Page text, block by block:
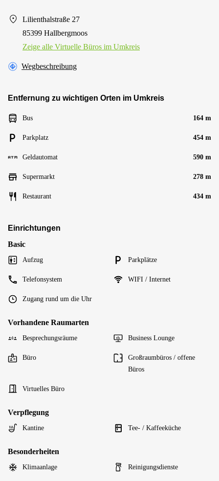
Lilienthalstraße 27
85399 Hallbergmoos
Zeige alle Virtuelle Büros im Umkreis
Wegbeschreibung
Entfernung zu wichtigen Orten im Umkreis
Bus 164 m
Parkplatz 454 m
Geldautomat 590 m
Supermarkt 278 m
Restaurant 434 m
Einrichtungen
Basic
Aufzug Parkplätze
Telefonsystem WIFI / Internet
Zugang rund um die Uhr
Vorhandene Raumarten
Besprechungsräume Business Lounge
Büro
Großraumbüros / offene
Büros
Virtuelles Büro
Verpflegung
Kantine Tee- / Kaffeeküche
Besonderheiten
Klimaanlage Reinigungsdienste